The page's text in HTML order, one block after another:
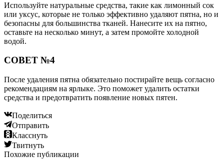
Используйте натуральные средства, такие как лимонный сок
или уксус, которые не только эффективно удаляют пятна, но и
безопасны для большинства тканей. Нанесите их на пятно,
оставьте на несколько минут, а затем промойте холодной
водой.
СОВЕТ №4
После удаления пятна обязательно постирайте вещь согласно
рекомендациям на ярлыке. Это поможет удалить остатки
средства и предотвратить появление новых пятен.
Поделиться
Отправить
Класснуть
Твитнуть
Похожие публикации